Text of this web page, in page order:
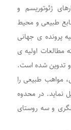
ژئوتوریسم و
طبیعی و محیط
پرونده ی جهانی
مطالعات اولیه ی
تدوین شده است.
مواهب طبیعی را
نماید. در محدوه
و سه روستای